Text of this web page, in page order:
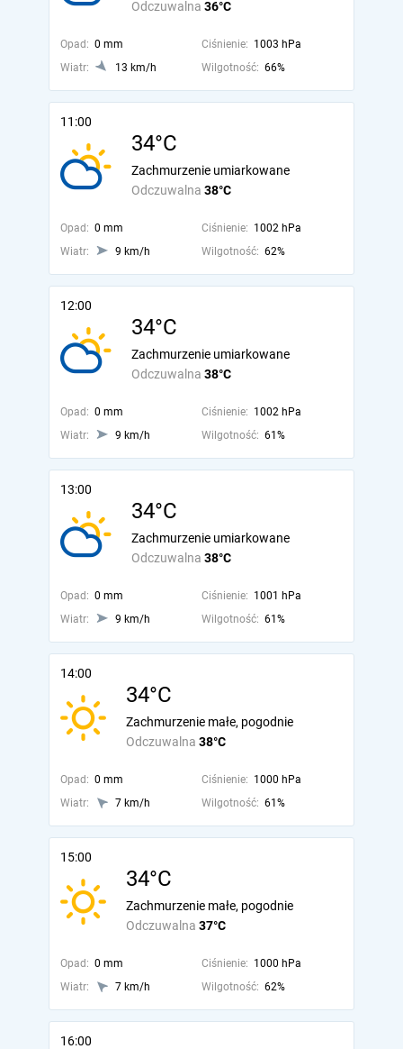
Odczuwalna 36°C
Opad: 0 mm Ciśnienie: 1003 hPa
Wiatr:
13 km/h Wilgotność: 66%
11:00
34°C
Odczuwalna 38°C
Zachmurzenie umiarkowane
Opad: 0 mm Ciśnienie: 1002 hPa
Wiatr:
9 km/h Wilgotność: 62%
12:00
34°C
Odczuwalna 38°C
Zachmurzenie umiarkowane
Opad: 0 mm Ciśnienie: 1002 hPa
Wiatr:
9 km/h Wilgotność: 61%
13:00
34°C
Odczuwalna 38°C
Zachmurzenie umiarkowane
Opad: 0 mm Ciśnienie: 1001 hPa
Wiatr:
9 km/h Wilgotność: 61%
14:00
34°C
Odczuwalna 38°C
Zachmurzenie małe, pogodnie
Opad: 0 mm Ciśnienie: 1000 hPa
Wiatr:
7 km/h Wilgotność: 61%
15:00
34°C
Odczuwalna 37°C
Zachmurzenie małe, pogodnie
Opad: 0 mm Ciśnienie: 1000 hPa
Wiatr:
7 km/h Wilgotność: 62%
16:00